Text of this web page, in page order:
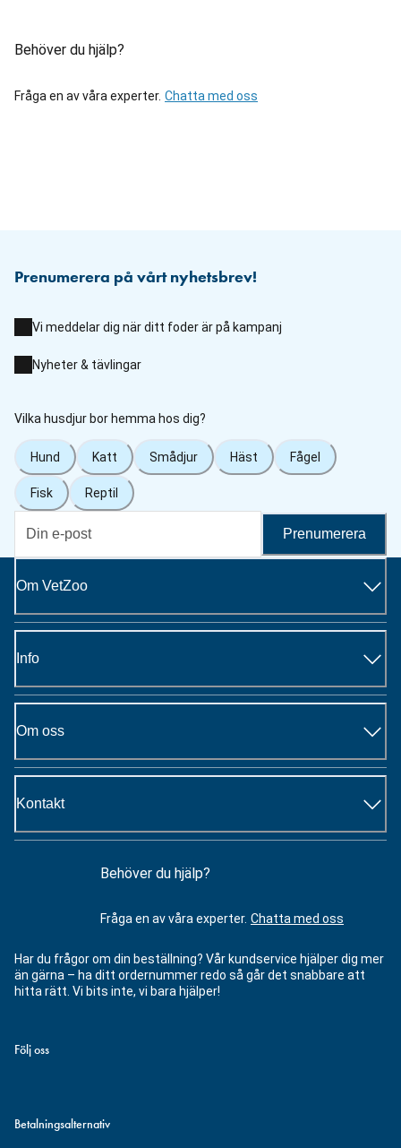
Behöver du hjälp?
Fråga en av våra experter. Chatta med oss
Prenumerera på vårt nyhetsbrev!
Vi meddelar dig när ditt foder är på kampanj
Nyheter & tävlingar
Vilka husdjur bor hemma hos dig?
Hund Katt Smådjur Häst Fågel
Fisk Reptil
Prenumerera
Om VetZoo
Info
Om oss
Kontakt
Behöver du hjälp?
Fråga en av våra experter. Chatta med oss
Har du frågor om din beställning? Vår kundservice hjälper dig mer
än gärna – ha ditt ordernummer redo så går det snabbare att
hitta rätt. Vi bits inte, vi bara hjälper!
Följ oss
Betalningsalternativ